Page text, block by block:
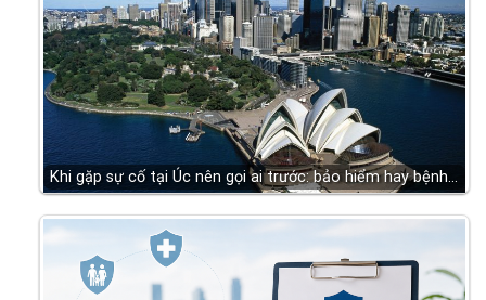
Khi gặp sự cố tại Úc nên gọi ai trước: bảo hiểm hay bệnh…